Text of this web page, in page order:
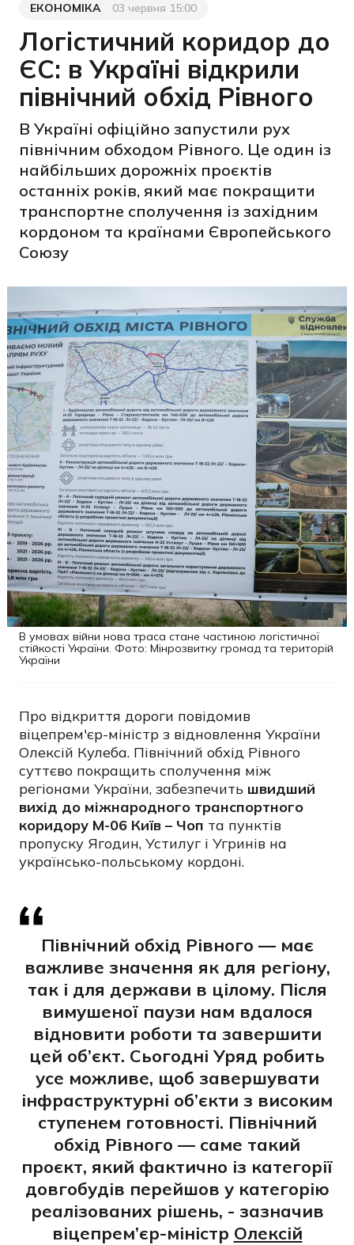
Категорія
ЕКОНОМІКА
Дата публікації03 червня 15:00
Логістичний коридор до
ЄС: в Україні відкрили
північний обхід Рівного
В Україні офіційно запустили рух
північним обходом Рівного. Це один із
найбільших дорожніх проєктів
останніх років, який має покращити
транспортне сполучення із західним
кордоном та країнами Європейського
Союзу
В умовах війни нова траса стане частиною логістичної
стійкості України. Фото: Мінрозвитку громад та територій
України
Про відкриття дороги повідомив
віцепрем'єр-міністр з відновлення України
Олексій Кулеба. Північний обхід Рівного
суттєво покращить сполучення між
регіонами України, забезпечить швидший
вихід до міжнародного транспортного
коридору М-06 Київ – Чоп та пунктів
пропуску Ягодин, Устилуг і Угринів на
українсько-польському кордоні.
Північний обхід Рівного — має
важливе значення як для регіону,
так і для держави в цілому. Після
вимушеної паузи нам вдалося
відновити роботи та завершити
цей об’єкт. Сьогодні Уряд робить
усе можливе, щоб завершувати
інфраструктурні об’єкти з високим
ступенем готовності. Північний
обхід Рівного — саме такий
проєкт, який фактично із категорії
довгобудів перейшов у категорію
реалізованих рішень, - зазначив
віцепрем’єр-міністр Олексій